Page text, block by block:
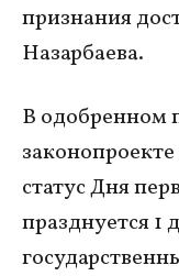
признания
Назарбаева.
В одобренном
статус Дня
празднуется 1